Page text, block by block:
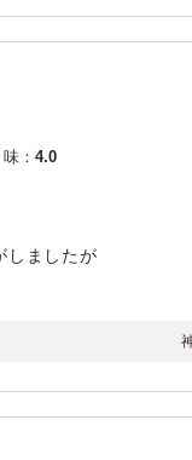
味：4.0
しましたが